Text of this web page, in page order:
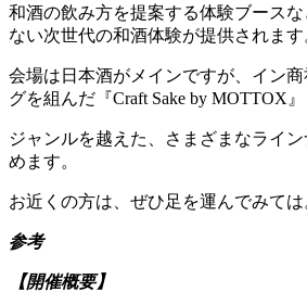
和酒の飲み方を提案する体験ブース
ない次世代の和酒体験が提供されます
会場は日本酒がメインですが、イン
グを組んだ『Craft Sake by MOTTOX』
ジャンルを越えた、さまざまなライ
めます。
お近くの方は、ぜひ足を運んでみては
参考
【開催概要】